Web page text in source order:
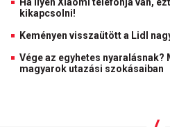
Ha ilyen Xiaomi telefonja van,
kikapcsolni!
Keményen visszaütött a Lidl
Vége az egyhetes nyaralásnak?
magyarok utazási szokásaiban